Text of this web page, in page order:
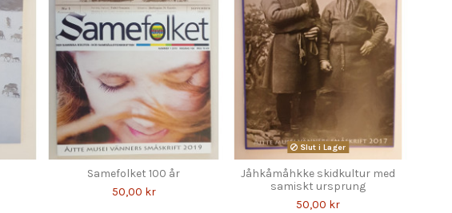
Samefolket 100 år
50,00 kr
Slut i Lager
Jåhkåmåhkke skidkultur med
samiskt ursprung
50,00 kr